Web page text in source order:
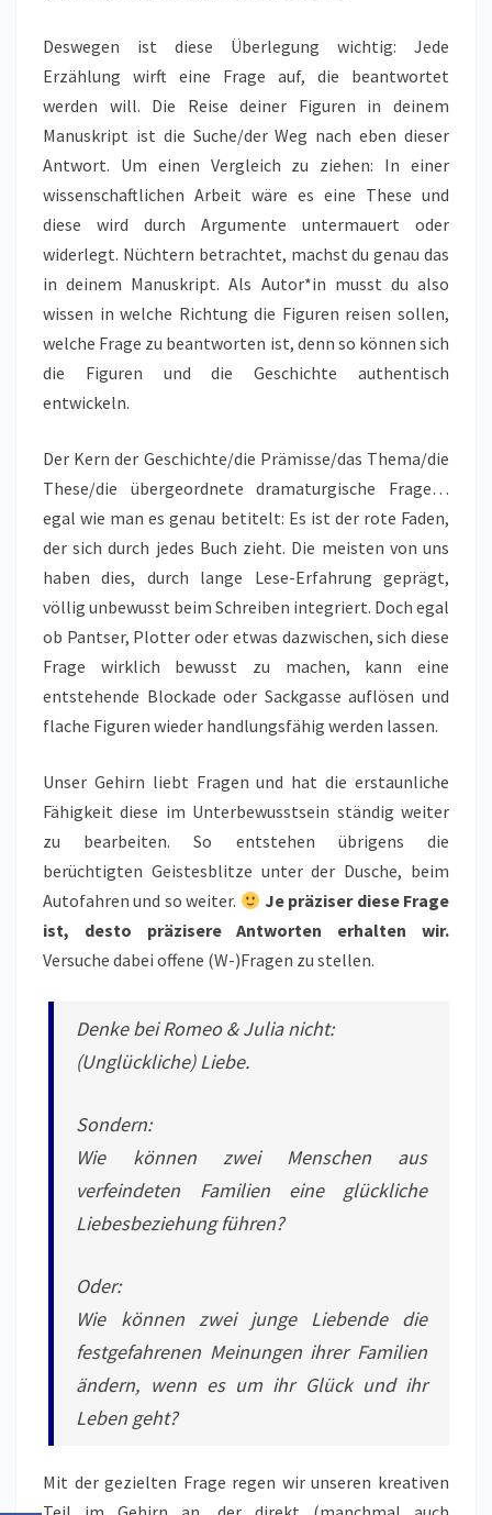
Deswegen ist diese Überlegung wichtig: Jede
Erzählung wirft eine Frage auf, die beantwortet
werden will. Die Reise deiner Figuren in deinem
Manuskript ist die Suche/der Weg nach eben dieser
Antwort. Um einen Vergleich zu ziehen: In einer
wissenschaftlichen Arbeit wäre es eine These und
diese wird durch Argumente untermauert oder
widerlegt. Nüchtern betrachtet, machst du genau das
in deinem Manuskript. Als Autor*in musst du also
wissen in welche Richtung die Figuren reisen sollen,
welche Frage zu beantworten ist, denn so können sich
die Figuren und die Geschichte authentisch
entwickeln.
Der Kern der Geschichte/die Prämisse/das Thema/die
These/die übergeordnete dramaturgische Frage…
egal wie man es genau betitelt: Es ist der rote Faden,
der sich durch jedes Buch zieht. Die meisten von uns
haben dies, durch lange Lese-Erfahrung geprägt,
völlig unbewusst beim Schreiben integriert. Doch egal
ob Pantser, Plotter oder etwas dazwischen, sich diese
Frage wirklich bewusst zu machen, kann eine
entstehende Blockade oder Sackgasse auflösen und
flache Figuren wieder handlungsfähig werden lassen.
Unser Gehirn liebt Fragen und hat die erstaunliche
Fähigkeit diese im Unterbewusstsein ständig weiter
zu bearbeiten. So entstehen übrigens die
berüchtigten Geistesblitze unter der Dusche, beim
Autofahren und so weiter.
Je präziser diese Frage
ist, desto präzisere Antworten erhalten wir.
Versuche dabei offene (W-)Fragen zu stellen.
Denke bei Romeo & Julia nicht:
(Unglückliche) Liebe.
Sondern:
Wie können zwei Menschen aus
verfeindeten Familien eine glückliche
Liebesbeziehung führen?
Oder:
Wie können zwei junge Liebende die
festgefahrenen Meinungen ihrer Familien
ändern, wenn es um ihr Glück und ihr
Leben geht?
Mit der gezielten Frage regen wir unseren kreativen